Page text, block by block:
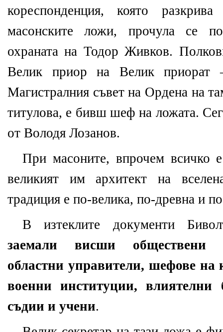
кореспонденция, която
масонските ложи, прочула се
охраната на Тодор Живков.
Велик приор на Велик приорат
Магистралния съвет на Ордена на
титулова, е бивш шеф на ложата.
от Володя Лозанов.
При масоните, впрочем всичко
великият им архитект на
традиция е по-велика, по-древна и
В изтеклите документи
заемали висши обществени
областни управители, шефове
военни институции, влиятелни
съдии и учени.